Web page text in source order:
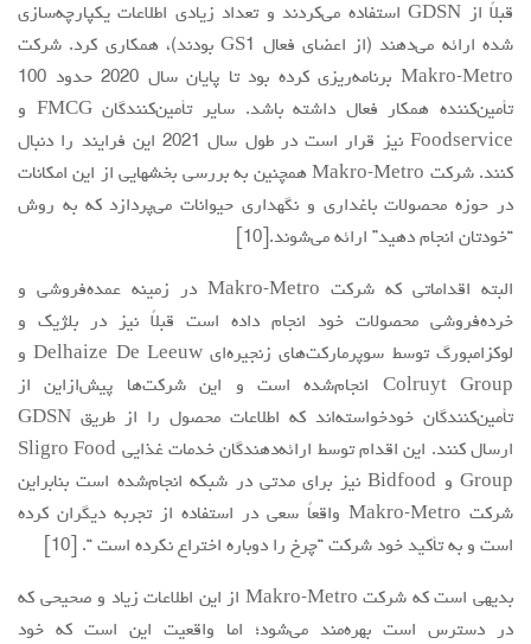
قبلاً از GDSN استفاده می‌کردند و تعداد زیادی اطلاعات یکپارچه‌سازی
شده ارائه می‌دهند (از اعضای فعال GS1 بودند)، همکاری کرد. شرکت
Makro-Metro برنامه‌ریزی کرده بود تا پایان سال 2020 حدود 100
تأمین‌کننده همکار فعال داشته باشد. سایر تأمین‌کنندگان FMCG و
Foodservice نیز قرار است در طول سال 2021 این فرایند را دنبال
کنند. شرکت Makro-Metro همچنین به بررسی بخشهایی از این امکانات
در حوزه محصولات باغداری و نگهداری حیوانات می‌پردازد که به روش
“خودتان انجام دهید” ارائه می‌شوند.[10]
البته اقداماتی که شرکت Makro-Metro در زمینه عمده‌فروشی و
خرده‌فروشی محصولات خود انجام داده است قبلاً نیز در بلژیک و
لوکزامبورگ توسط سوپرمارکت‌های زنجیره‌ای Delhaize De Leeuw و
Colruyt Group انجام‌شده است و این شرکت‌ها پیش‌ازاین از
تأمین‌کنندگان خودخواسته‌اند که اطلاعات محصول را از طریق GDSN
ارسال کنند. این اقدام توسط ارائه‌دهندگان خدمات غذایی Sligro Food
Group و Bidfood نیز برای مدتی در شبکه انجام‌شده است بنابراین
شرکت Makro-Metro واقعاً سعی در استفاده از تجربه دیگران کرده
است و به تأکید خود شرکت “چرخ را دوباره اختراع نکرده است “. [10]
بدیهی است که شرکت Makro-Metro از این اطلاعات زیاد و صحیحی که
در دسترس است بهره‌مند می‌شود؛ اما واقعیت این است که خود